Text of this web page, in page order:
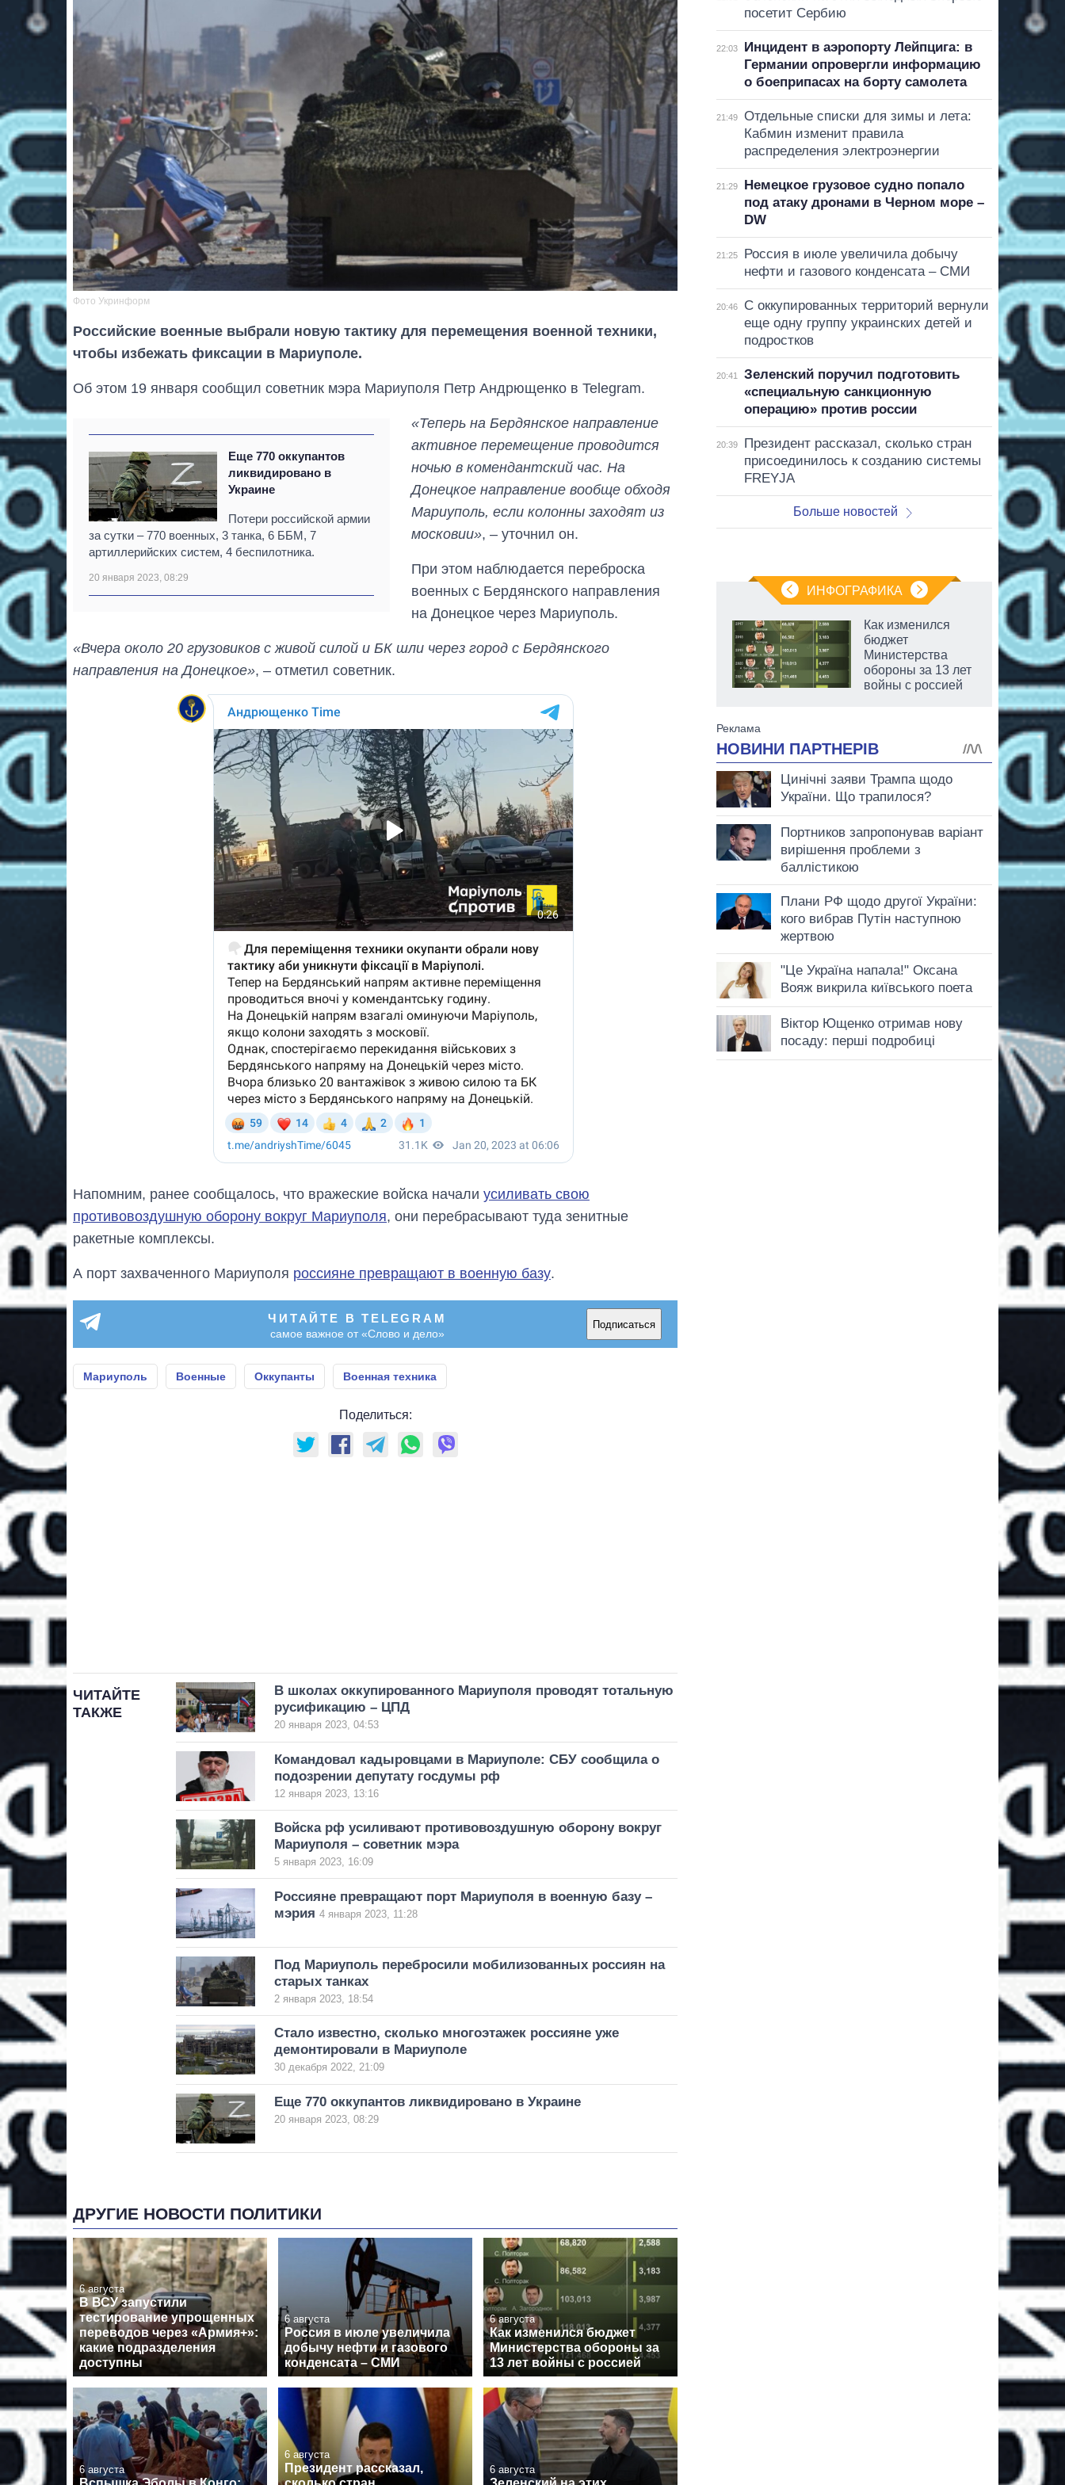
Фото Укринформ
Российские военные выбрали новую тактику для перемещения военной техники,
чтобы избежать фиксации в Мариуполе.
Об этом 19 января сообщил советник мэра Мариуполя Петр Андрющенко в Telegram.
Еще 770 оккупантов
ликвидировано в
Украине
Потери российской армии
за сутки – 770 военных, 3 танка, 6 ББМ, 7
артиллерийских систем, 4 беспилотника.
20 января 2023, 08:29
«Теперь на Бердянское направление
активное перемещение проводится
ночью в комендантский час. На
Донецкое направление вообще обходя
Мариуполь, если колонны заходят из
московии», – уточнил он.
При этом наблюдается переброска
военных с Бердянского направления
на Донецкое через Мариуполь.
«Вчера около 20 грузовиков с живой силой и БК шли через город с Бердянского
направления на Донецкое», – отметил советник.
Напомним, ранее сообщалось, что вражеские войска начали усиливать свою
противовоздушную оборону вокруг Мариуполя, они перебрасывают туда зенитные
ракетные комплексы.
А порт захваченного Мариуполя россияне превращают в военную базу.
ЧИТАЙТЕ В TELEGRAM
самое важное от «Слово и дело»
Подписаться
Мариуполь Военные Оккупанты Военная техника
Поделиться:
ЧИТАЙТЕ
ТАКЖЕ
В школах оккупированного Мариуполя проводят тотальную
русификацию – ЦПД
20 января 2023, 04:53
Командовал кадыровцами в Мариуполе: СБУ сообщила о
подозрении депутату госдумы рф
12 января 2023, 13:16
Войска рф усиливают противовоздушную оборону вокруг
Мариуполя – советник мэра
5 января 2023, 16:09
Россияне превращают порт Мариуполя в военную базу –
мэрия 4 января 2023, 11:28
Под Мариуполь перебросили мобилизованных россиян на
старых танках
2 января 2023, 18:54
Стало известно, сколько многоэтажек россияне уже
демонтировали в Мариуполе
30 декабря 2022, 21:09
Еще 770 оккупантов ликвидировано в Украине
20 января 2023, 08:29
ДРУГИЕ НОВОСТИ ПОЛИТИКИ
6 августа
В ВСУ запустили
тестирование упрощенных
переводов через «Армия+»:
какие подразделения
доступны
6 августа
Россия в июле увеличила
добычу нефти и газового
конденсата – СМИ
6 августа
Как изменился бюджет
Министерства обороны за
13 лет войны с россией
6 августа
6 августа
Президент рассказал,
6 августа
посетит Сербию
22:03
Инцидент в аэропорту Лейпцига: в
Германии опровергли информацию
о боеприпасах на борту самолета
21:49
Отдельные списки для зимы и лета:
Кабмин изменит правила
распределения электроэнергии
21:29
Немецкое грузовое судно попало
под атаку дронами в Черном море –
DW
21:25
Россия в июле увеличила добычу
нефти и газового конденсата – СМИ
20:46
С оккупированных территорий вернули
еще одну группу украинских детей и
подростков
20:41
Зеленский поручил подготовить
«специальную санкционную
операцию» против россии
20:39
Президент рассказал, сколько стран
присоединилось к созданию системы
FREYJA
Больше новостей
ИНФОГРАФИКА
ударов по Украине
Как изменился
бюджет
Министерства
обороны за 13 лет
войны с россией